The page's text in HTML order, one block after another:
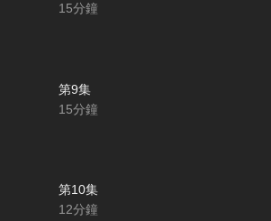
15分鐘
第9集
15分鐘
第10集
12分鐘